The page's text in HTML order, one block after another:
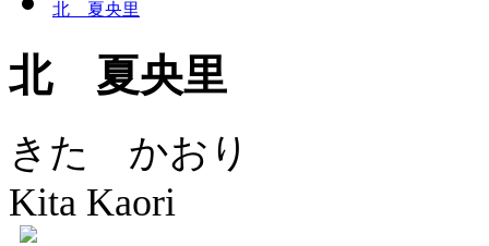
北 夏央里
北 夏央里
きた かおり
Kita Kaori